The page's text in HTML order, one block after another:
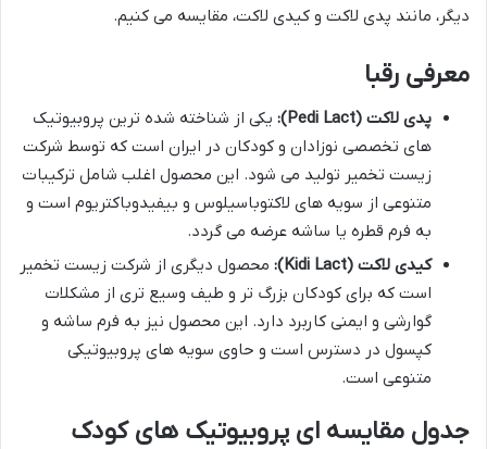
دیگر، مانند پدی لاکت و کیدی لاکت، مقایسه می کنیم.
معرفی رقبا
پدی لاکت (Pedi Lact):
یکی از شناخته شده ترین پروبیوتیک
های تخصصی نوزادان و کودکان در ایران است که توسط شرکت
زیست تخمیر تولید می شود. این محصول اغلب شامل ترکیبات
متنوعی از سویه های لاکتوباسیلوس و بیفیدوباکتریوم است و
به فرم قطره یا ساشه عرضه می گردد.
کیدی لاکت (Kidi Lact):
محصول دیگری از شرکت زیست تخمیر
است که برای کودکان بزرگ تر و طیف وسیع تری از مشکلات
گوارشی و ایمنی کاربرد دارد. این محصول نیز به فرم ساشه و
کپسول در دسترس است و حاوی سویه های پروبیوتیکی
متنوعی است.
جدول مقایسه ای پروبیوتیک های کودک